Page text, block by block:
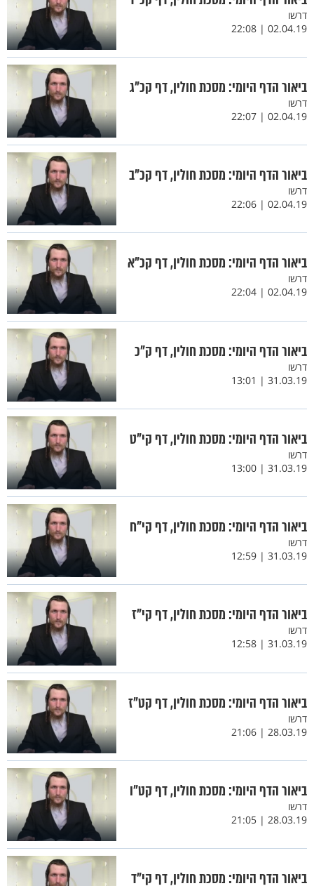
דרשו
02.04.19 | 22:08
ביאור הדף היומי: מסכת חולין, דף קכ"ג
דרשו
02.04.19 | 22:07
ביאור הדף היומי: מסכת חולין, דף קכ"ב
דרשו
02.04.19 | 22:06
ביאור הדף היומי: מסכת חולין, דף קכ"א
דרשו
02.04.19 | 22:04
ביאור הדף היומי: מסכת חולין, דף ק"כ
דרשו
31.03.19 | 13:01
ביאור הדף היומי: מסכת חולין, דף קי"ט
דרשו
31.03.19 | 13:00
ביאור הדף היומי: מסכת חולין, דף קי"ח
דרשו
31.03.19 | 12:59
ביאור הדף היומי: מסכת חולין, דף קי"ז
דרשו
31.03.19 | 12:58
ביאור הדף היומי: מסכת חולין, דף קט"ז
דרשו
28.03.19 | 21:06
ביאור הדף היומי: מסכת חולין, דף קט"ו
דרשו
28.03.19 | 21:05
ביאור הדף היומי: מסכת חולין, דף קי"ד